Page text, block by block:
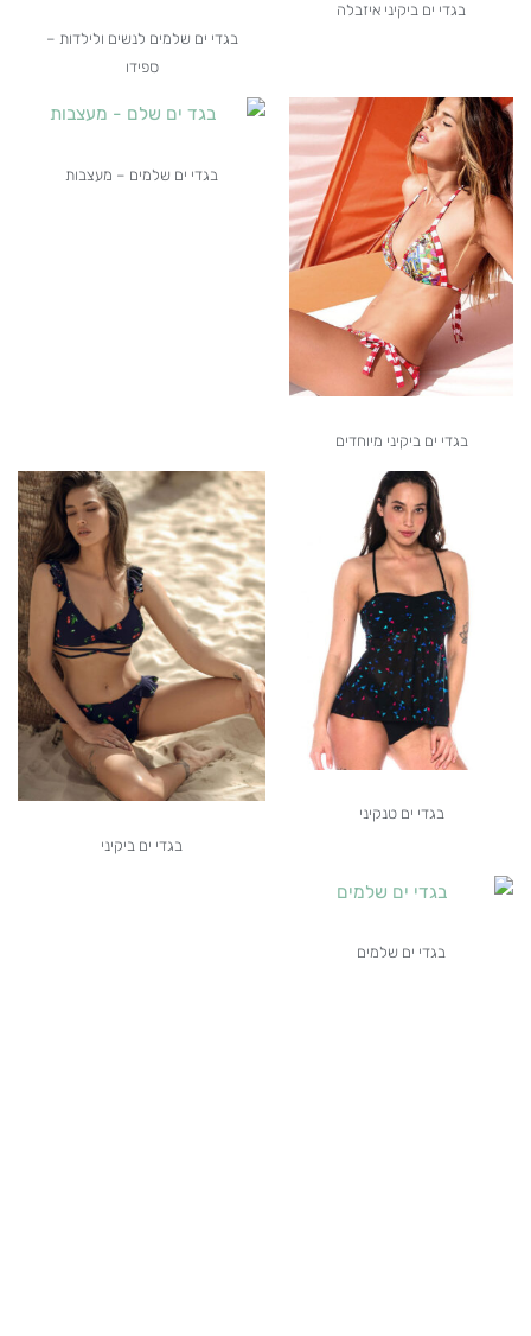
בגדי ים ביקיני איזבלה
בגדי ים שלמים לנשים ולילדות –
ספידו
בגדי ים ביקיני מיוחדים
בגדי ים שלמים – מעצבות
בגדי ים טנקיני
בגדי ים ביקיני
בגדי ים שלמים